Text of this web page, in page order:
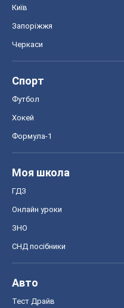
Київ
Запоріжжя
Черкаси
Спорт
Футбол
Хокей
Формула-1
Моя школа
ГДЗ
Онлайн уроки
ЗНО
СНД посібники
Авто
Тест Драйв